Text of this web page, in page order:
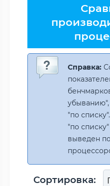
Справка:
"по
"по
выведен
Сортировка: